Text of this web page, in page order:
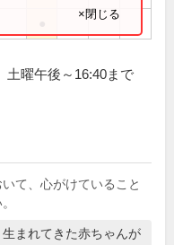
×閉じる
土曜午後～16:40まで
て、心がけていること
まれてきた赤ちゃんが